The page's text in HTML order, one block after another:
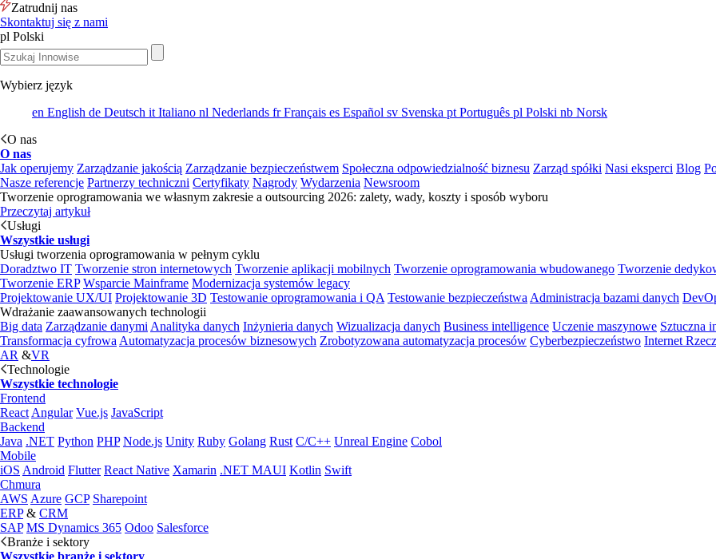
Zatrudnij nas
Skontaktuj się z nami
pl Polski
Wybierz język
en English de Deutsch it Italiano nl Nederlands frFrançais es Español sv Svenska pt Português pl Polski nb Norsk
O nas
O nas
Jak operujemy Zarządzanie jakością Zarządzanie bezpieczeństwem Społeczna odpowiedzialność biznesu Zarząd spółki Nasi eksperci Blog
Nasze referencje Partnerzy techniczni Certyfikaty Nagrody Wydarzenia Newsroom
Tworzenie oprogramowania we własnym zakresie a outsourcing 2026: zalety, wady, koszty i sposób wyboru
Przeczytaj artykuł
Usługi
Wszystkie usługi
Usługi tworzenia oprogramowania w pełnym cyklu
Doradztwo IT Tworzenie stron internetowych Tworzenie aplikacji mobilnych Tworzenie oprogramowania wbudowanego Tworzenie
Tworzenie ERP Wsparcie Mainframe Modernizacja systemów legacy
Projektowanie UX/UI Projektowanie 3D Testowanie oprogramowania i QA Testowanie bezpieczeństwa Administracja bazami danych
Wdrażanie zaawansowanych technologii
Big data Zarządzanie danymi Analityka danych Inżynieria danych Wizualizacja danych Business intelligence Uczenie maszynowe Sztuczna
Transformacja cyfrowa Automatyzacja procesów biznesowych Zrobotyzowana automatyzacja procesów Cyberbezpieczeństwo Internet
AR &VR
Technologie
Wszystkie technologie
Frontend
React Angular Vue.js JavaScript
Backend
Java .NET Python PHP Node.js Unity Ruby Golang Rust C/C++ Unreal Engine Cobol
Mobile
iOS Android Flutter React Native Xamarin .NET MAUI Kotlin Swift
Chmura
AWS Azure GCP Sharepoint
ERP& CRM
SAP MS Dynamics 365 Odoo Salesforce
Branże i sektory
Wszystkie branże i sektory